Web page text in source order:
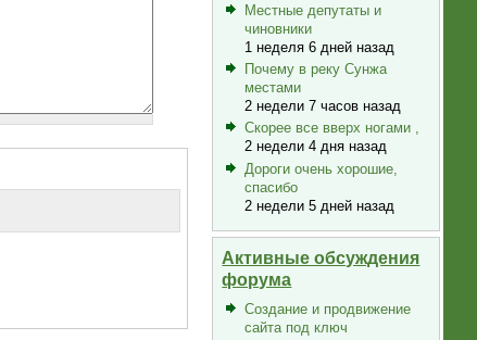
Местные депутаты и
чиновники
1 неделя 6 дней назад
Почему в реку Сунжа
местами
2 недели 7 часов назад
Скорее все вверх ногами ,
2 недели 4 дня назад
Дороги очень хорошие,
спасибо
2 недели 5 дней назад
Активные обсуждения
форума
Создание и продвижение
сайта под ключ